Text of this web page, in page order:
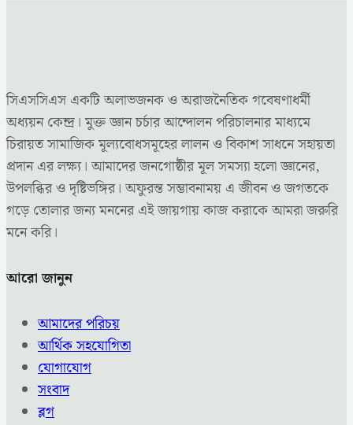
সিএসসিএস একটি অলাভজনক ও অরাজনৈতিক গবেষণাধর্মী
অধ্যয়ন কেন্দ্র। মুক্ত জ্ঞান চর্চার আন্দোলন পরিচালনার মাধ্যমে
চিরায়ত সামাজিক মূল্যবোধসমূহের লালন ও বিকাশ সাধনে সহায়তা
প্রদান এর লক্ষ্য। আমাদের জনগোষ্ঠীর মূল সমস্যা হলো জ্ঞানের,
উপলব্ধির ও দৃষ্টিভঙ্গির। অফুরন্ত সম্ভাবনাময় এ জীবন ও জগতকে
গড়ে তোলার জন্য মননের এই জায়গায় কাজ করাকে আমরা জরুরি
মনে করি।
আরো জানুন
আমাদের পরিচয়
আর্থিক সহযোগিতা
যোগাযোগ
সংবাদ
ব্লগ